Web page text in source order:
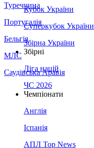
Туреччина
Португалія
Бельгія
МЛС
Саудівська Аравія
Кубок України
Суперкубок України
Збірна України
Збірні
Ліга націй
ЧС 2026
Чемпіонати
Англія
Іспанія
АПЛ Top News